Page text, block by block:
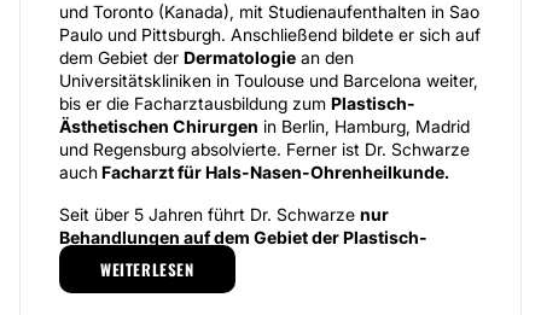
und Toronto (Kanada), mit Studienaufenthalten in Sao
Paulo und Pittsburgh. Anschließend bildete er sich auf
dem Gebiet der Dermatologie an den
Universitätskliniken in Toulouse und Barcelona weiter,
bis er die Facharztausbildung zum Plastisch-
Ästhetischen Chirurgen in Berlin, Hamburg, Madrid
und Regensburg absolvierte. Ferner ist Dr. Schwarze
auchFacharzt für Hals-Nasen-Ohrenheilkunde.
Seit über 5 Jahren führt Dr. Schwarze nur
Behandlungen auf dem Gebiet der Plastisch-
Ästhetischen Chirurgie
Zeit an der Dorow Clinic in Lörrach tätig war,
WEITERLESEN